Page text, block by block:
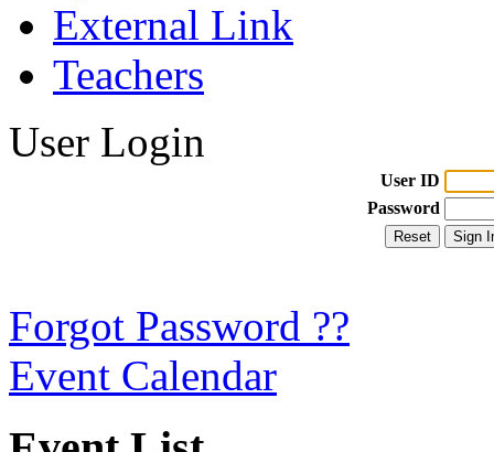
External Link
Teachers
User Login
User ID
Password
Forgot Password ??
Event Calendar